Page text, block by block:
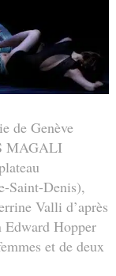
de Genève
MAGALI
Saint-Denis),
Valli d’après
Edward Hopper
et de deux